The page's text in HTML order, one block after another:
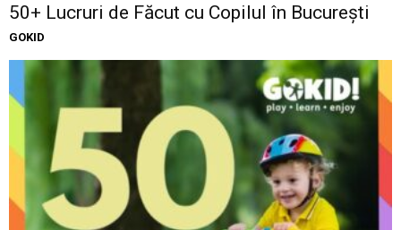
50+ Lucruri de Făcut cu Copilul în București
GOKID